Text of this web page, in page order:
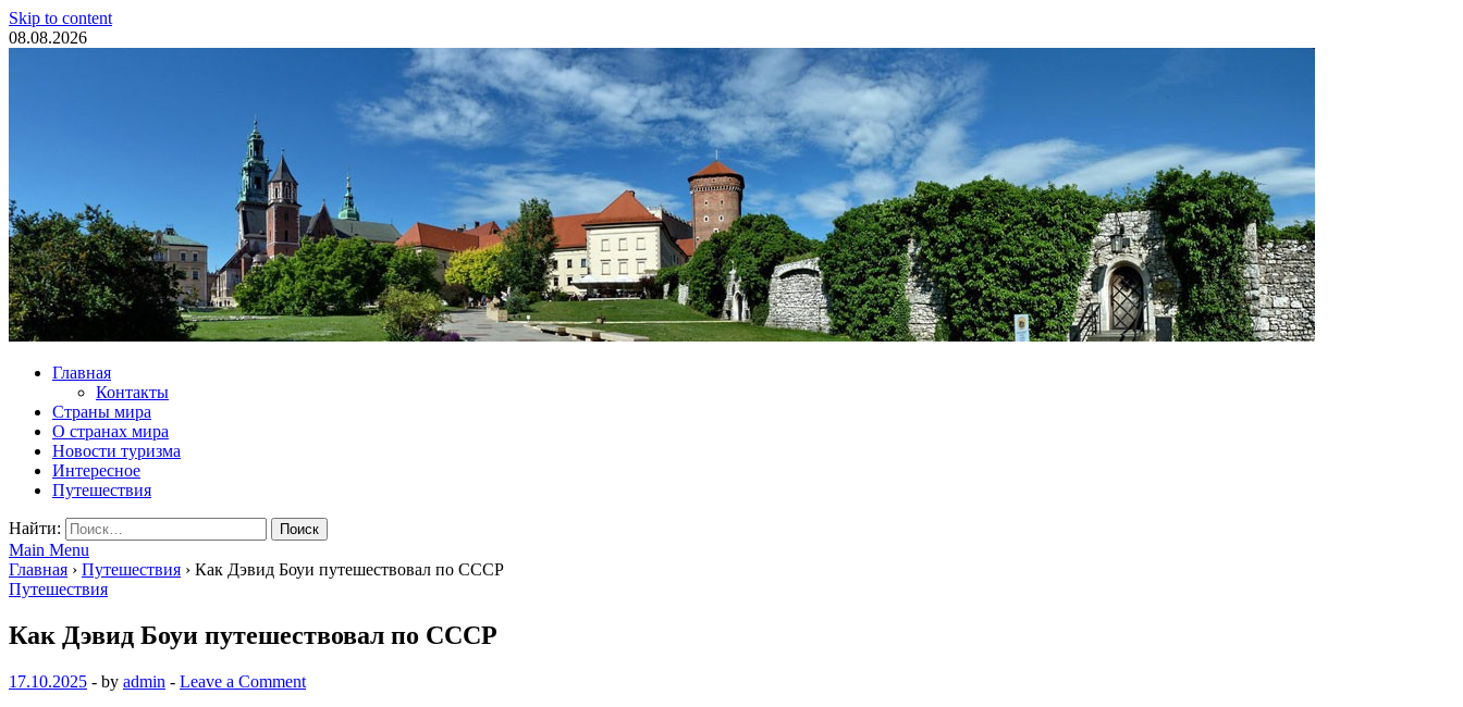
Skip to content
08.08.2026
Туристические новости
Главная
Контакты
Страны мира
О странах мира
Новости туризма
Интересное
Путешествия
Найти:
Main Menu
Главная › Путешествия › Как Дэвид Боуи путешествовал по СССР
Путешествия
Как Дэвид Боуи путешествовал по СССР
17.10.2025 - by admin - Leave a Comment